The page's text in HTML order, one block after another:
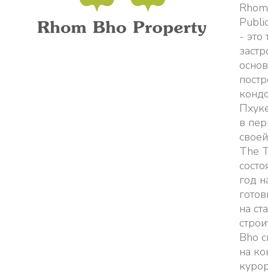
- это
в
The
год
на
Bho
на